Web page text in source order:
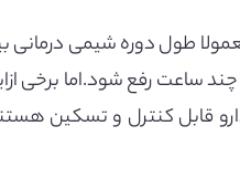
طول دوره شیمی درمانی
رفع شود.اما برخی
قابل کنترل و تسکین